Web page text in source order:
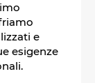
e
esigenze